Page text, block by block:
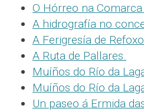
O Hórreo na
A hidrografía no
A Ferigresía de
A Ruta de Pallares.
Muíños do Río da
Muíños do Río da
Un paseo á Ermida